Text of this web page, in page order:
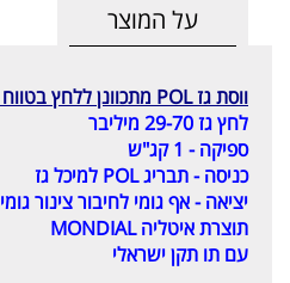
על המוצר
ווסת גז POL מתכוונן ללחץ בטווח 29-70 מיליבר / 1.5 קג"ש
לחץ גז 29-70 מיליבר
ספיקה - 1 קג"ש
כניסה - תבריגPOL למיכל גז
יציאה - אף גומי לחיבור צינור גומי
תוצרת איטליה MONDIAL
עם תו תקן ישראלי